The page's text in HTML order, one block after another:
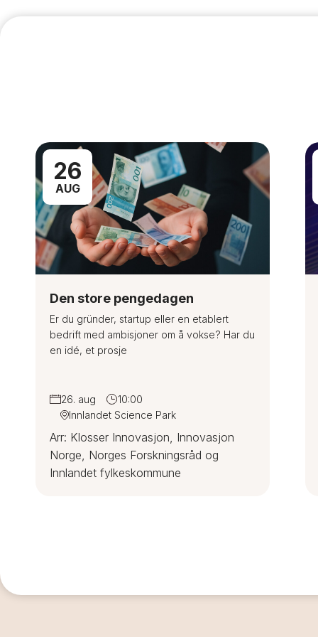
26
AUG
Den store pengedagen
Er du gründer, startup eller en etablert
bedrift med ambisjoner om å vokse? Har du
en idé, et prosje
26. aug
10:00
Innlandet Science Park
Arr: Klosser Innovasjon, Innovasjon
Norge, Norges Forskningsråd og
Innlandet fylkeskommune